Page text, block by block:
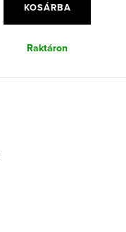
KOSÁRBA
Raktáron